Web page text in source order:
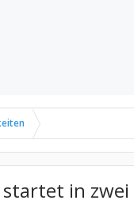
startet in